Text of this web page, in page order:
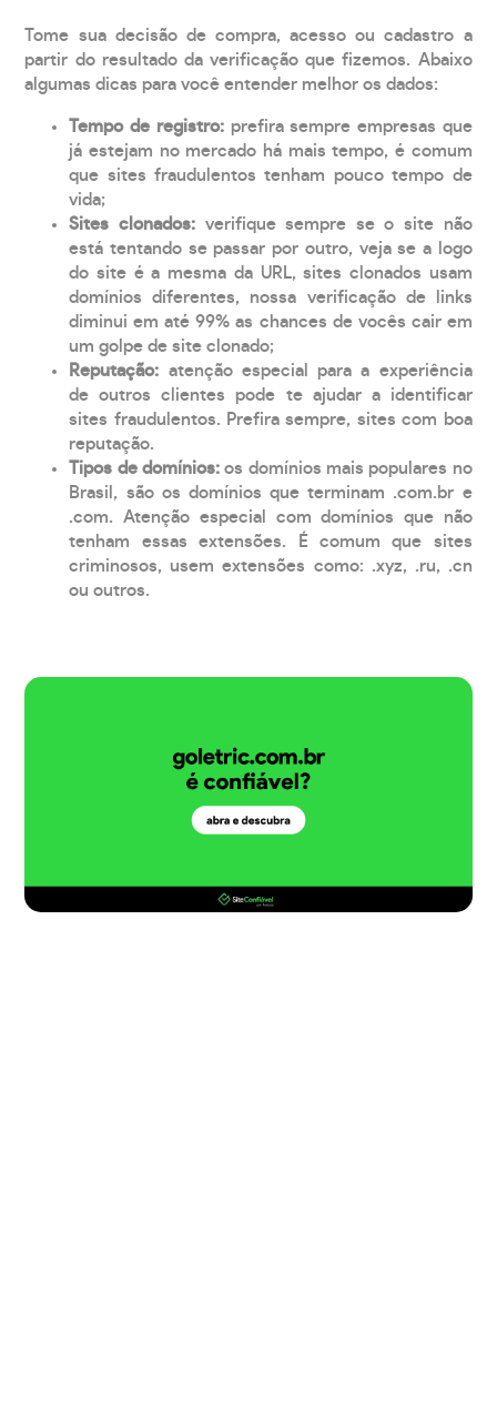
Tome sua decisão de compra, acesso ou cadastro a
partir do resultado da verificação que fizemos. Abaixo
algumas dicas para você entender melhor os dados:
Tempo de registro: prefira sempre empresas que
já estejam no mercado há mais tempo, é comum
que sites fraudulentos tenham pouco tempo de
vida;
Sites clonados: verifique sempre se o site não
está tentando se passar por outro, veja se a logo
do site é a mesma da URL, sites clonados usam
domínios diferentes, nossa verificação de links
diminui em até 99% as chances de vocês cair em
um golpe de site clonado;
Reputação: atenção especial para a experiência
de outros clientes pode te ajudar a identificar
sites fraudulentos. Prefira sempre, sites com boa
reputação.
Tipos de domínios:os domínios mais populares no
Brasil, são os domínios que terminam .com.br e
.com. Atenção especial com domínios que não
tenham essas extensões. É comum que sites
criminosos, usem extensões como: .xyz, .ru, .cn
ou outros.